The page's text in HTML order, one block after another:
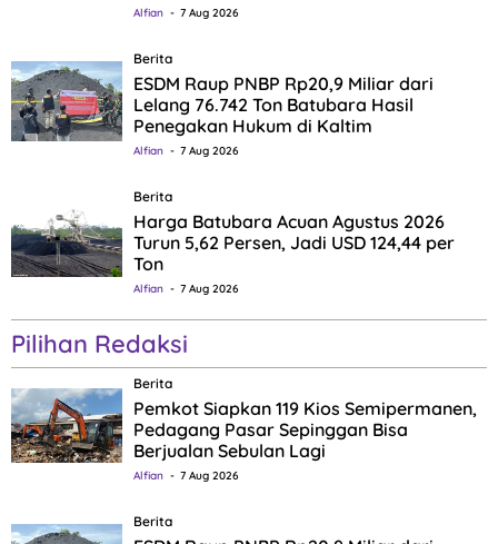
Alfian 7 Aug 2026
Berita
ESDM Raup PNBP Rp20,9 Miliar dari
Lelang 76.742 Ton Batubara Hasil
Penegakan Hukum di Kaltim
Alfian 7 Aug 2026
Berita
Harga Batubara Acuan Agustus 2026
Turun 5,62 Persen, Jadi USD 124,44 per
Ton
Alfian 7 Aug 2026
Pilihan Redaksi
Berita
Pemkot Siapkan 119 Kios Semipermanen,
Pedagang Pasar Sepinggan Bisa
Berjualan Sebulan Lagi
Alfian 7 Aug 2026
Berita